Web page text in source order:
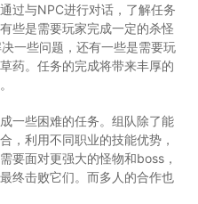
过与NPC进行对话，了解任务
些是需要玩家完成一定的杀怪
一些问题，还有一些是需要玩
药。任务的完成将带来丰厚的
一些困难的任务。组队除了能
，利用不同职业的技能优势，
要面对更强大的怪物和boss，
终击败它们。而多人的合作也